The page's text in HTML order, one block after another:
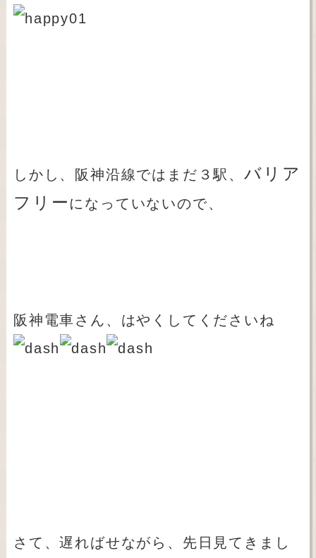
しかし、阪神沿線ではまだ３駅、 バリア
フリー になっていないので、
阪神電車さん、はやくしてくださいね
さて、遅ればせながら、先日見てきまし